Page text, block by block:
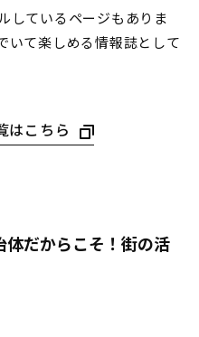
しているページもありま
いて楽しめる情報誌として
はこちら
だからこそ！街の活